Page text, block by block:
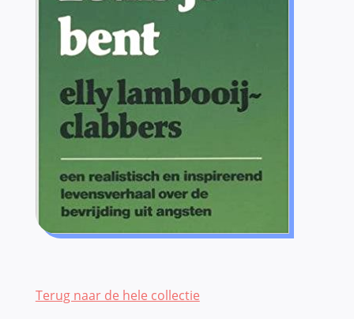
Terug naar de hele collectie